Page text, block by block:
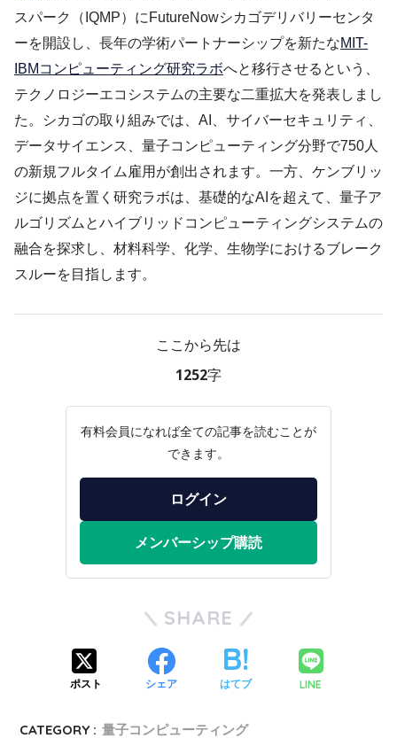
スパーク（IQMP）にFutureNowシカゴデリバリーセンタ
ーを開設し、長年の学術パートナーシップを新たなMIT-
IBMコンピューティング研究ラボへと移行させるという、
テクノロジーエコシステムの主要な二重拡大を発表しまし
た。シカゴの取り組みでは、AI、サイバーセキュリティ、
データサイエンス、量子コンピューティング分野で750人
の新規フルタイム雇用が創出されます。一方、ケンブリッ
ジに拠点を置く研究ラボは、基礎的なAIを超えて、量子ア
ルゴリズムとハイブリッドコンピューティングシステムの
融合を探求し、材料科学、化学、生物学におけるブレーク
スルーを目指します。
ここから先は
1252字
有料会員になれば全ての記事を読むことが
できます。
ログイン
メンバーシップ購読
SHARE
ポスト シェア はてブ LINE
CATEGORY : 量子コンピューティング